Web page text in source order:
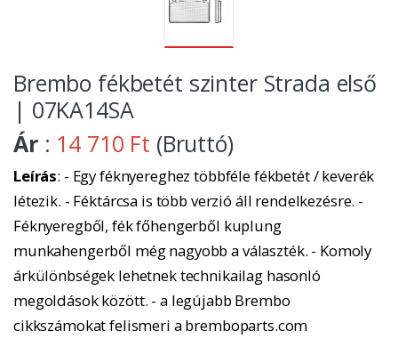
Brembo fékbetét szinter Strada első
| 07KA14SA
Ár : 14 710 Ft (Bruttó)
Leírás: - Egy féknyereghez többféle fékbetét / keverék
létezik. - Féktárcsa is több verzió áll rendelkezésre. -
Féknyeregből, fék főhengerből kuplung
munkahengerből még nagyobb a választék. - Komoly
árkülönbségek lehetnek technikailag hasonló
megoldások között. - a legújabb Brembo
cikkszámokat felismeri a bremboparts.com